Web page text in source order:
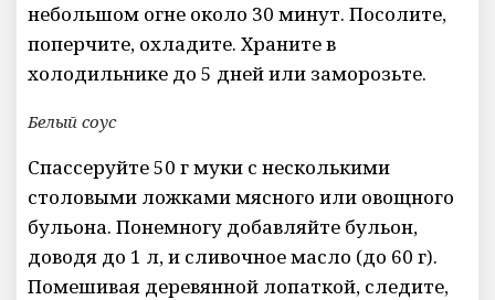
небольшом огне около 30 минут. Посолите,
поперчите, охладите. Храните в
холодильнике до 5 дней или заморозьте.
Белый соус
Спассеруйте 50 г муки с несколькими
столовыми ложками мясного или овощного
бульона. Понемногу добавляйте бульон,
доводя до 1 л, и сливочное масло (до 60 г).
Помешивая деревянной лопаткой, следите,